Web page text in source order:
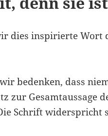
dies inspirierte Wort
bedenken, dass
zur Gesamtaussage
Schrift widerspricht